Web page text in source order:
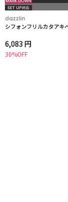
dazzlin
シフォンフリルカタアキ
6,083 円
30%OFF